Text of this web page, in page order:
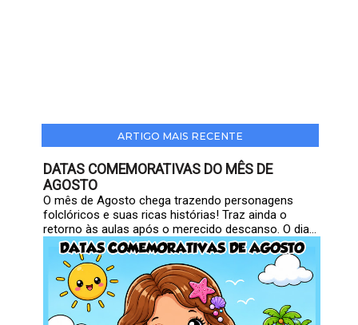
ARTIGO MAIS RECENTE
DATAS COMEMORATIVAS DO MÊS DE
AGOSTO
O mês de Agosto chega trazendo personagens
folclóricos e suas ricas histórias! Traz ainda o
retorno às aulas após o merecido descanso. O dia...